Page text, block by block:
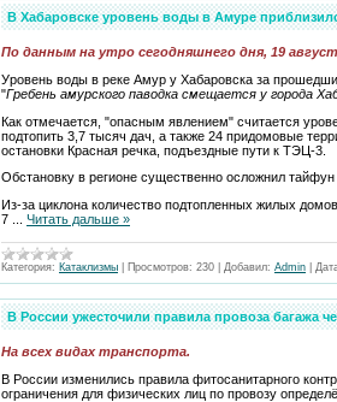
В Хабаровске уровень воды в Амуре
По данным на утро сегодняшнего дня, 19
Уровень воды в реке Амур у Хабаровска за
"Гребень амурского паводка смещается у города
Как отмечается, "опасным явлением" считается
подтопить 3,7 тысяч дач, а также 24 придомовые
остановки Красная речка, подъездные пути к ТЭЦ-3.
Обстановку в регионе существенно осложнил
Из-за циклона количество подтопленных жилых
7
Читать дальше »
Категория: Катаклизмы Просмотров: 230 Добавил: Admin
В России ужесточили правила провоза багажа
На всех видах транспорта.
В России изменились правила фитосанитарного
ограничения для физических лиц по провозу